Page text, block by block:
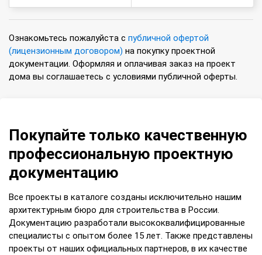
Ознакомьтесь пожалуйста с публичной офертой
(лицензионным договором) на покупку проектной
документации. Оформляя и оплачивая заказ на проект
дома вы соглашаетесь с условиями публичной оферты.
Покупайте только качественную
профессиональную проектную
документацию
Все проекты в каталоге созданы исключительно нашим
архитектурным бюро для строительства в России.
Документацию разработали высококвалифицированные
специалисты с опытом более 15 лет. Также представлены
проекты от наших официальных партнеров, в их качестве